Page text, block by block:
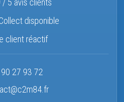
/ 5 avis clients
disponible
client réactif
27 93 72